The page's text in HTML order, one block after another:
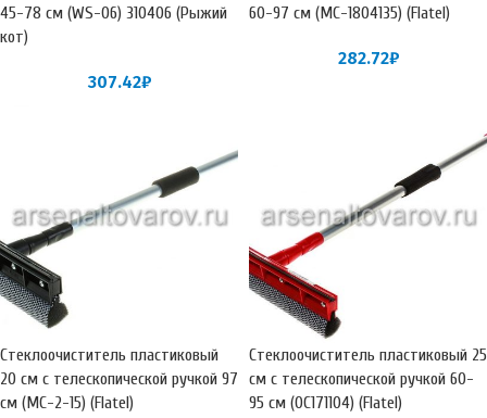
45-78 см (WS-06) 310406 (Рыжий
кот)
307.42₽
60-97 см (МС-1804135) (Flatel)
282.72₽
Стеклоочиститель пластиковый
20 см с телескопической ручкой 97
см (МС-2-15) (Flatel)
Стеклоочиститель пластиковый 25
см с телескопической ручкой 60-
95 см (ОС171104) (Flatel)